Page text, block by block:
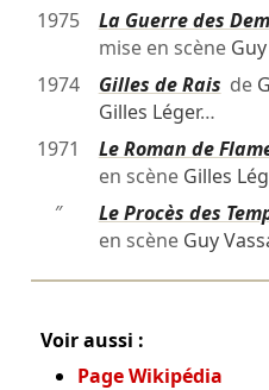
1975
La Guerre des
mise en scène
1974
Gilles de Rais de
Gilles Léger…
1971
Le Roman de
en scène Gilles
″
Le Procès des
en scène Guy
Voir aussi :
Page Wikipédia